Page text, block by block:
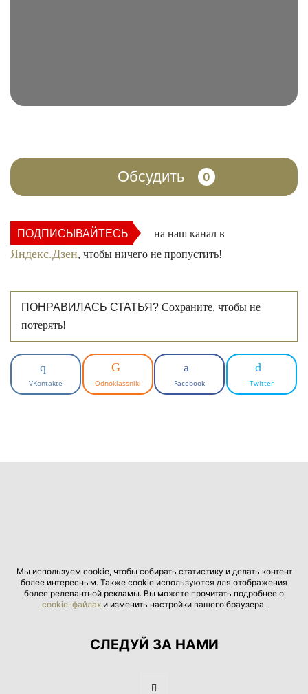
Обсудить 0
ПОДПИСЫВАЙТЕСЬ на наш канал в
Яндекс.Дзен, чтобы ничего не пропустить!
ПОНРАВИЛАСЬ СТАТЬЯ? Сохраните, чтобы не
потерять!
VKontakte Odnoklassniki Facebook Twitter
Мы используем cookie, чтобы собирать статистику и делать контент
более интересным. Также cookie используются для отображения
более релевантной рекламы. Вы можете прочитать подробнее о
cookie-файлах и изменить настройки вашего браузера.
СЛЕДУЙ ЗА НАМИ